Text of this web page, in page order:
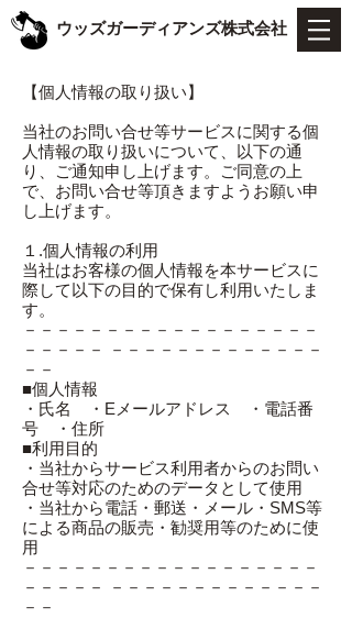
ウッズガーディアンズ株式会社
【個人情報の取り扱い】
当社のお問い合せ等サービスに関する個
人情報の取り扱いについて、以下の通
り、ご通知申し上げます。ご同意の上
で、お問い合せ等頂きますようお願い申
し上げます。
１.個人情報の利用
当社はお客様の個人情報を本サービスに
際して以下の目的で保有し利用いたしま
す。
－－－－－－－－－－－－－－－－－－
－－－－－ －－－－－－－－－－－－－
－－
■個人情報
・氏名 ・Eメールアドレス ・電話番
号 ・住所
■利用目的
・当社からサービス利用者からのお問い
合せ等対応のためのデータとして使用
・当社から電話・郵送・メール・SMS等
による商品の販売・勧奨用等のために使
用
－－－－－－－－－－－－－－－－－－
－－－－－ －－－－－－－－－－－－－
－－